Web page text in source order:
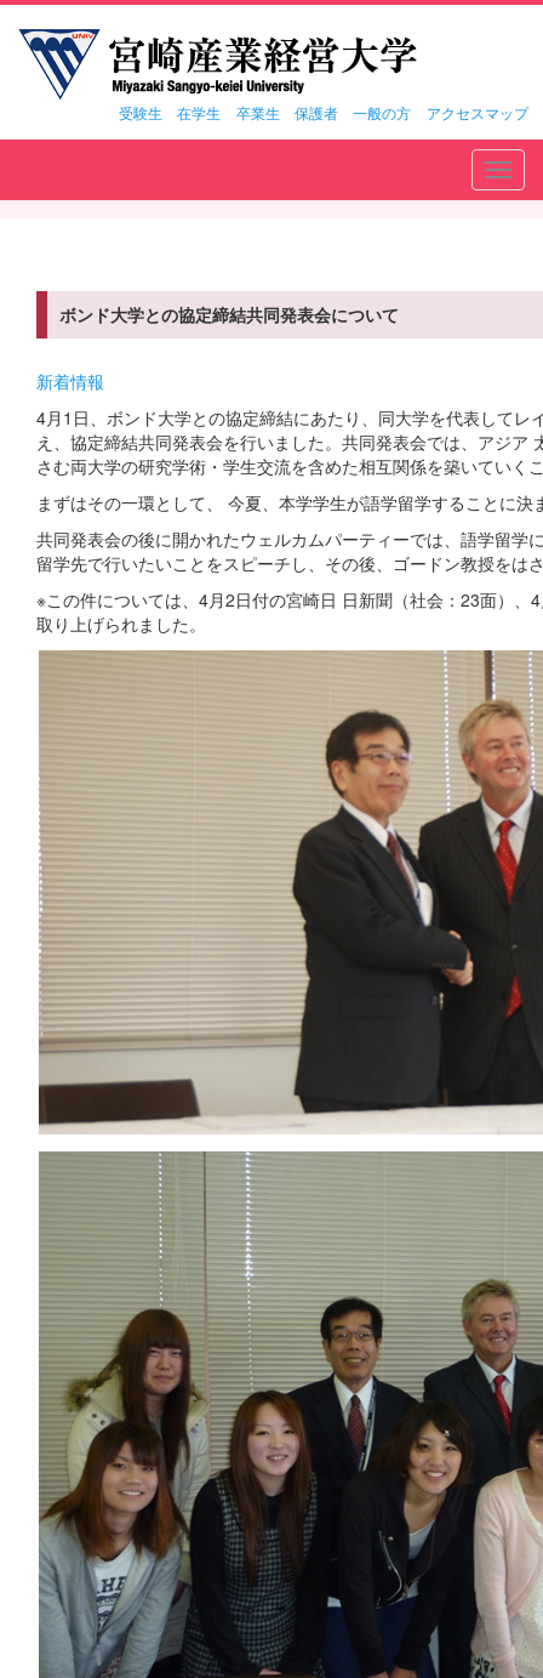
受験生 在学生 卒業生 保護者 一般の方 アクセスマップ
ボンド大学との協定締結共同発表会について
新着情報
4月1日、ボンド大学との協定締結にあたり、同大学を代表してレ
え、協定締結共同発表会を行いました。共同発表会では、アジア
さむ両大学の研究学術・学生交流を含めた相互関係を築いていく
まずはその一環として、 今夏、本学学生が語学留学することに決
共同発表会の後に開かれたウェルカムパーティーでは、語学留学
留学先で行いたいことをスピーチし、その後、ゴードン教授をは
※この件については、4月2日付の宮崎日 日新聞（社会：23面）、
取り上げられました。